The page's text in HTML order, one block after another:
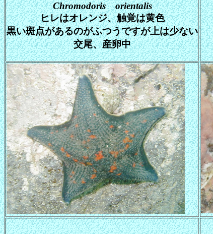
Chromodoris orientalis
ヒレはオレンジ、触覚は黄色
黒い斑点があるのがふつうですが上は少ない
交尾、産卵中